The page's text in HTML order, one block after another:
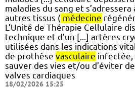
maladies du sang et
autres tissus ( médecine
L’Unité de Thérapie Cellulaire
technique et d’un [...] artères
utilisées dans les indications
de prothèse vasculaire
sauver des vies et/ou d’éviter
valves cardiaques
18/02/2026 15:25